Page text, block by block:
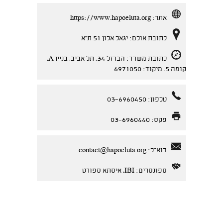
אתר:https://www.hapoeluta.org
כתובת אולם: יגאל אלון 51 ת''א
כתובת משרד: הברזל 34, תל אביב, בניין A,
קומה 5. מיקוד: 6971050
טלפון: 03-6960450
פקס: 03-6960440
דוא"ל:contact@hapoeluta.org
ספונסרים: IBI, איסתא ספורט